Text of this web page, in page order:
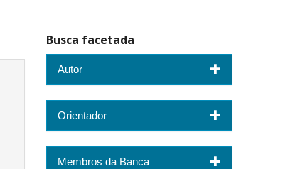
Busca facetada
Autor
Orientador
Membros da Banca